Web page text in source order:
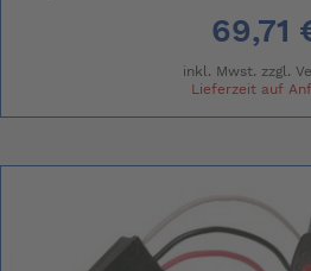
69,71
inkl. Mwst. zzgl.
Lieferzeit auf